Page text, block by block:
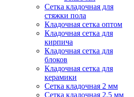
Сетка кладочная для
стяжки пола
Кладочная сетка оптом
Кладочная сетка для
кирпича
Кладочная сетка для
блоков
Кладочная сетка для
керамики
Сетка кладочная 2 мм
Сетка кладочная 2.5 мм